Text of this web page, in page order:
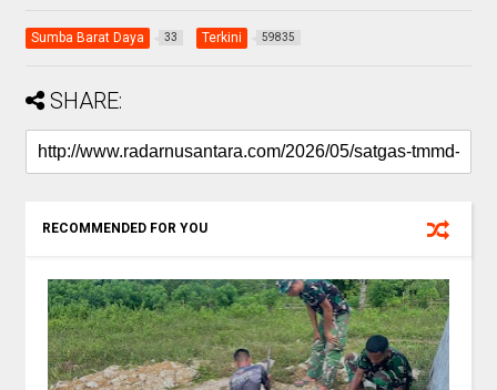
Sumba Barat Daya 33 Terkini 59835
SHARE:
RECOMMENDED FOR YOU